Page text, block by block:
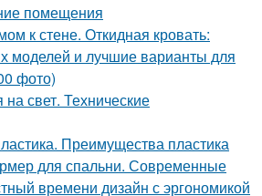
помещения
к стене. Откидная кровать:
и лучшие варианты для
фото)
свет. Технические
Преимущества пластика
для спальни. Современные
времени дизайн с эргономикой